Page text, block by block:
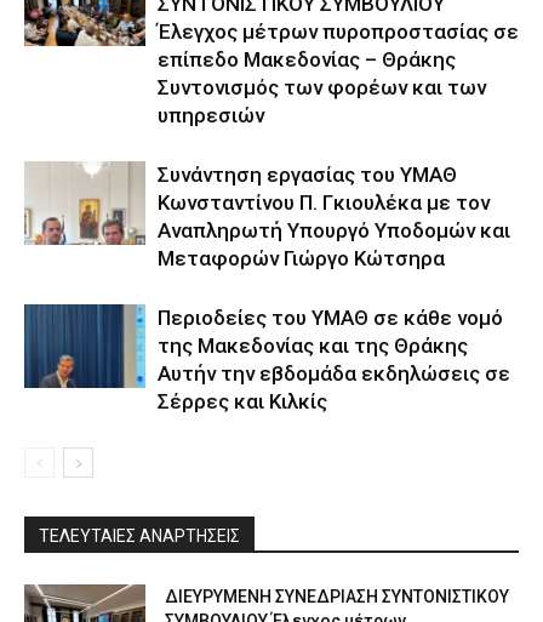
Έλεγχος μέτρων πυροπροστασίας σε
επίπεδο Μακεδονίας – Θράκης
Συντονισμός των φορέων και των
υπηρεσιών
Συνάντηση εργασίας του ΥΜΑΘ
Κωνσταντίνου Π. Γκιουλέκα με τον
Αναπληρωτή Υπουργό Υποδομών και
Μεταφορών Γιώργο Κώτσηρα
Περιοδείες του ΥΜΑΘ σε κάθε νομό
της Μακεδονίας και της Θράκης
Αυτήν την εβδομάδα εκδηλώσεις σε
Σέρρες και Κιλκίς
ΤΕΛΕΥΤΑΙΕΣ ΑΝΑΡΤΗΣΕΙΣ
ΔΙΕΥΡΥΜΕΝΗ ΣΥΝΕΔΡΙΑΣΗ ΣΥΝΤΟΝΙΣΤΙΚΟΥ